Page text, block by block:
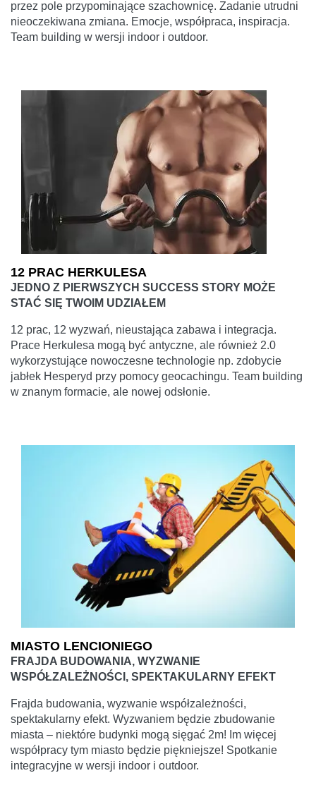
przez pole przypominające szachownicę. Zadanie utrudni
nieoczekiwana zmiana. Emocje, współpraca, inspiracja.
Team building w wersji indoor i outdoor.
12 PRAC HERKULESA
JEDNO Z PIERWSZYCH SUCCESS STORY MOŻE
STAĆ SIĘ TWOIM UDZIAŁEM
12 prac, 12 wyzwań, nieustająca zabawa i integracja.
Prace Herkulesa mogą być antyczne, ale również 2.0
wykorzystujące nowoczesne technologie np. zdobycie
jabłek Hesperyd przy pomocy geocachingu. Team building
w znanym formacie, ale nowej odsłonie.
MIASTO LENCIONIEGO
FRAJDA BUDOWANIA, WYZWANIE
WSPÓŁZALEŻNOŚCI, SPEKTAKULARNY EFEKT
Frajda budowania, wyzwanie współzależności,
spektakularny efekt. Wyzwaniem będzie zbudowanie
miasta – niektóre budynki mogą sięgać 2m! Im więcej
współpracy tym miasto będzie piękniejsze! Spotkanie
integracyjne w wersji indoor i outdoor.